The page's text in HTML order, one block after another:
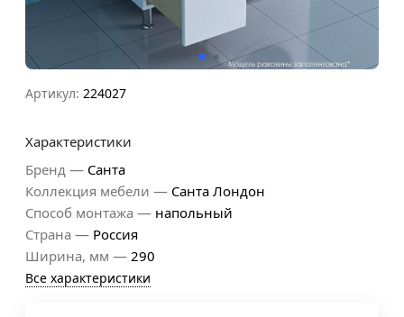
Артикул: 224027
Характеристики
Бренд — Санта
Коллекция мебели — Санта Лондон
Способ монтажа — напольный
Страна — Россия
Ширина, мм — 290
Все характеристики